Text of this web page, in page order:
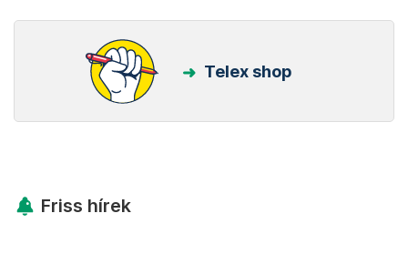
Telex shop
Friss hírek